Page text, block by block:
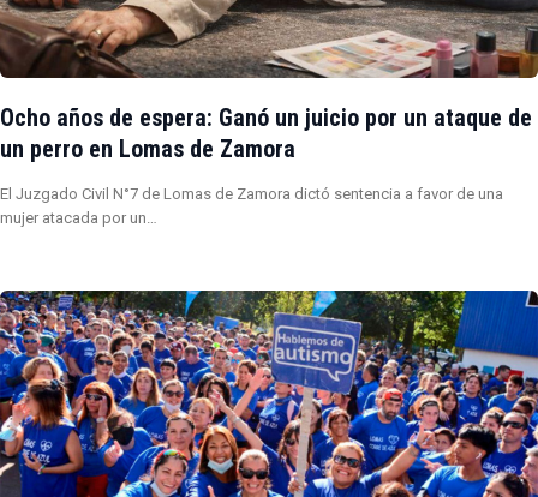
Ocho años de espera: Ganó un juicio por un ataque de
un perro en Lomas de Zamora
El Juzgado Civil N°7 de Lomas de Zamora dictó sentencia a favor de una
mujer atacada por un…